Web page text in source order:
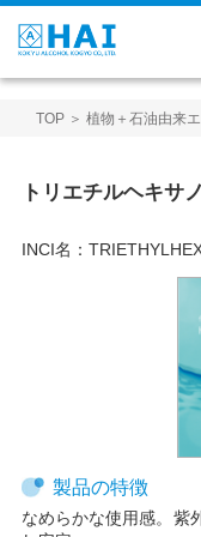
TOP ＞植物＋石油由来
トリエチルヘキサ
INCI名：
製品の特徴
なめらかな使用感。紫